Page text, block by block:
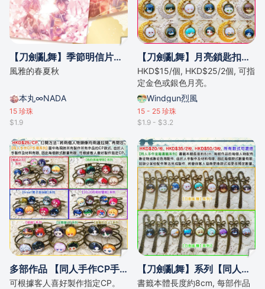
【刀劍亂舞】季節明信片（歌仙中心）/by奈つき
風雅的春夏秋
本丸∞NADA
15 珍珠
$1.9
【刀劍亂舞】月亮鎖匙扣系列
HKD$15/個, HKD$25/2個, 可指
定金色或銀色月亮。
Windgun烈風
15 - 25 珍珠
$1.9 - $3.2
多部作品 【同人手作CP手環系列】
可根據客人喜好製作指定CP。
【刀劍亂舞】系列【同人手作金屬書籤系列】
書籤本體長度約8cm, 每部作品